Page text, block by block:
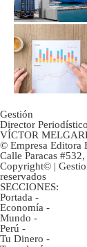
Gestión
Director
VÍCTOR
© Empresa Editora
Calle Paracas
Copyright© |
reservados
SECCIONES:
Portada -
Economía -
Mundo -
Perú -
Tu Dinero -